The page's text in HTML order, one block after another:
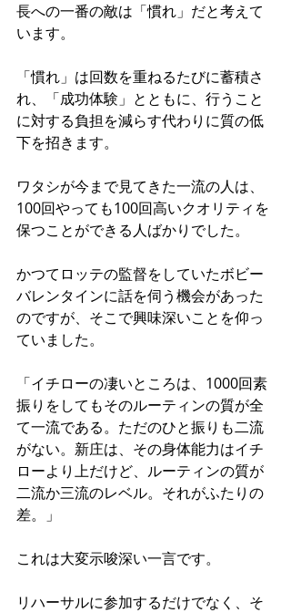
長への一番の敵は「慣れ」だと考えて
います。
「慣れ」は回数を重ねるたびに蓄積さ
れ、「成功体験」とともに、行うこと
に対する負担を減らす代わりに質の低
下を招きます。
ワタシが今まで見てきた一流の人は、
100回やっても100回高いクオリティを
保つことができる人ばかりでした。
かつてロッテの監督をしていたボビー
バレンタインに話を伺う機会があった
のですが、そこで興味深いことを仰っ
ていました。
「イチローの凄いところは、1000回素
振りをしてもそのルーティンの質が全
て一流である。ただのひと振りも二流
がない。新庄は、その身体能力はイチ
ローより上だけど、ルーティンの質が
二流か三流のレベル。それがふたりの
差。」
これは大変示唆深い一言です。
リハーサルに参加するだけでなく、そ